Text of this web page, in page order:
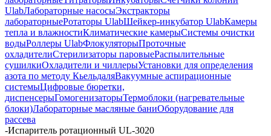
UlabЛабораторные насосыЭкстракторы
лабораторныеРотаторы UlabШейкер-инкубатор UlabКамеры
тепла и влажностиКлиматические камерыСистемы очистки
водыРоллеры UlabФлокуляторыПроточные
охладителиСтерилизаторы паровыеРаспылительные
сушилкиОхладители и чиллерыУстановки для определения
азота по методу КьельдаляВакуумные аспирационные
системыЦифровые бюретки,
диспенсерыГомогенизаторыТермоблоки (нагревательные
блоки)Лабораторные масляные баниОборудование для
рассева
-Испаритель ротационный UL-3020